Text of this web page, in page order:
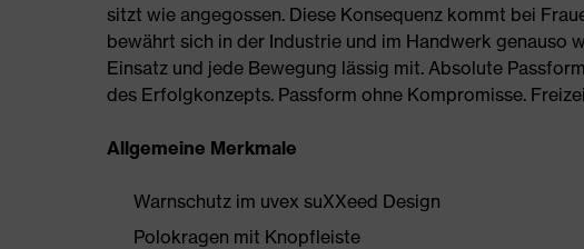
sitzt wie angegossen. Diese Konsequenz kommt bei
bewährt sich in der Industrie und im Handwerk genauso
Einsatz und jede Bewegung lässig mit. Absolute
des Erfolgkonzepts. Passform ohne Kompromisse.
Allgemeine Merkmale
Warnschutz im uvex suXXeed Design
Polokragen mit Knopfleiste